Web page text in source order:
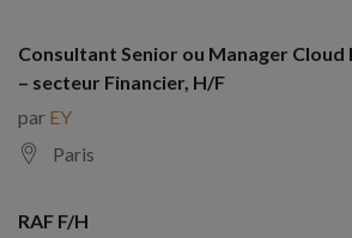
Consultant Senior ou Manager
– secteur Financier, H/F
par EY
Paris
RAF F/H